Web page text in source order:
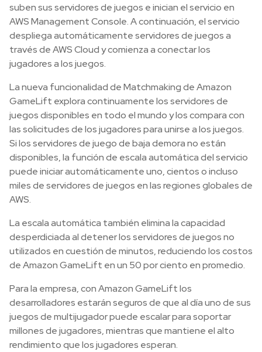
suben sus servidores de juegos e inician el servicio en
AWS Management Console. A continuación, el servicio
despliega automáticamente servidores de juegos a
través de AWS Cloud y comienza a conectar los
jugadores a los juegos.
La nueva funcionalidad de Matchmaking de Amazon
GameLift explora continuamente los servidores de
juegos disponibles en todo el mundo y los compara con
las solicitudes de los jugadores para unirse a los juegos.
Si los servidores de juego de baja demora no están
disponibles, la función de escala automática del servicio
puede iniciar automáticamente uno, cientos o incluso
miles de servidores de juegos en las regiones globales de
AWS.
La escala automática también elimina la capacidad
desperdiciada al detener los servidores de juegos no
utilizados en cuestión de minutos, reduciendo los costos
de Amazon GameLift en un 50 por ciento en promedio.
Para la empresa, con Amazon GameLift los
desarrolladores estarán seguros de que al día uno de sus
juegos de multijugador puede escalar para soportar
millones de jugadores, mientras que mantiene el alto
rendimiento que los jugadores esperan.